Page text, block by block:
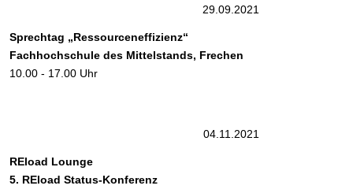
29.09.2021
Sprechtag „Ressourceneffizienz“
Fachhochschule des Mittelstands, Frechen
10.00 - 17.00 Uhr
04.11.2021
REload Lounge
5. REload Status-Konferenz